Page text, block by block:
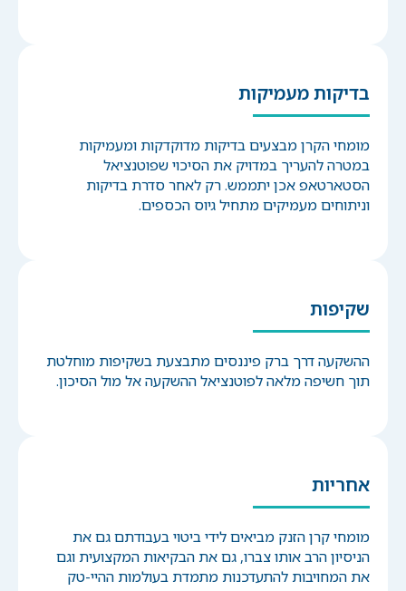
בדיקות מעמיקות
מומחי הקרן מבצעים בדיקות מדוקדקות ומעמיקות
במטרה להעריך במדויק את הסיכוי שפוטנציאל
הסטארטאפ אכן יתממש. רק לאחר סדרת בדיקות
וניתוחים מעמיקים מתחיל גיוס הכספים.
שקיפות
ההשקעה דרך ברק פיננסים מתבצעת בשקיפות מוחלטת
תוך חשיפה מלאה לפוטנציאל ההשקעה אל מול הסיכון.
אחריות
מומחי קרן הזנק מביאים לידי ביטוי בעבודתם גם את
הניסיון הרב אותו צברו, גם את הבקיאות המקצועית וגם
את המחויבות להתעדכנות מתמדת בעולמות ההיי-טק